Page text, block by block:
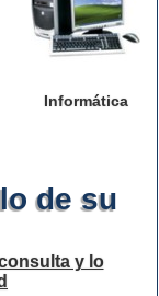
Informática
de su
y lo